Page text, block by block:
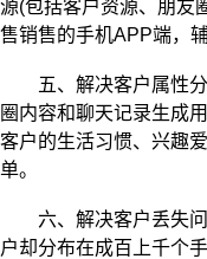
源(包括客户资源、朋友
售销售的手机APP端，
五、解决客户属性分
圈内容和聊天记录生成
客户的生活习惯、兴趣
单。
六、解决客户丢失问
户却分布在成百上千个